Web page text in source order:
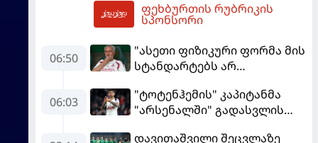
აგენტი
ფეხბურთის რუბრიკის
სპონსორი
06:50
"ასეთი ფიზიკური ფორმა მის
სტანდარტებს არ
"რეალის" ახალწვეული
გააკრიტიკა
06:03
"ტოტენჰემის" კაპიტანმა
"არსენალში" გადასვლის
დავითაშვილი შეცვლაზე